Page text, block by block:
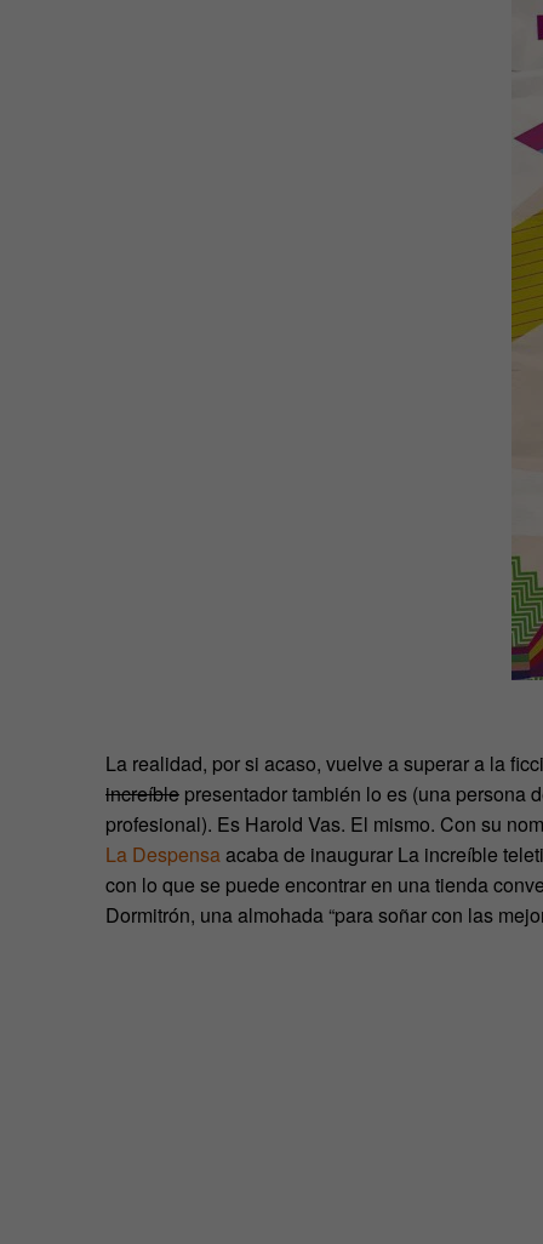
La realidad, por si acaso, vuelve a superar a la
increíble presentador también lo es (una persona
profesional). Es Harold Vas. El mismo. Con su
La Despensa acaba de inaugurar La increíble
con lo que se puede encontrar en una tienda
Dormitrón, una almohada “para soñar con las